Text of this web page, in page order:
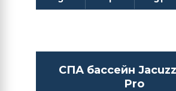
СПА бассейн
Pro